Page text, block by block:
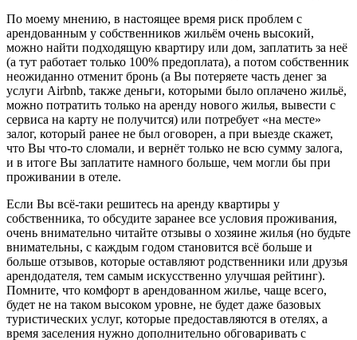
По моему мнению, в настоящее время риск проблем с
арендованным у собственников жильём очень высокий,
можно найти подходящую квартиру или дом, заплатить за неё
(а тут работает только 100% предоплата), а потом собственник
неожиданно отменит бронь (а Вы потеряете часть денег за
услуги Airbnb, также деньги, которыми было оплачено жильё,
можно потратить только на аренду нового жилья, вывести с
сервиса на карту не получится) или потребует «на месте»
залог, который ранее не был оговорен, а при выезде скажет,
что Вы что-то сломали, и вернёт только не всю сумму залога,
и в итоге Вы заплатите намного больше, чем могли бы при
проживании в отеле.
Если Вы всё-таки решитесь на аренду квартиры у
собственника, то обсудите заранее все условия проживания,
очень внимательно читайте отзывы о хозяине жилья (но будьте
внимательны, с каждым годом становится всё больше и
больше отзывов, которые оставляют родственники или друзья
арендодателя, тем самым искусственно улучшая рейтинг).
Помните, что комфорт в арендованном жилье, чаще всего,
будет не на таком высоком уровне, не будет даже базовых
туристических услуг, которые предоставляются в отелях, а
время заселения нужно дополнительно обговаривать с